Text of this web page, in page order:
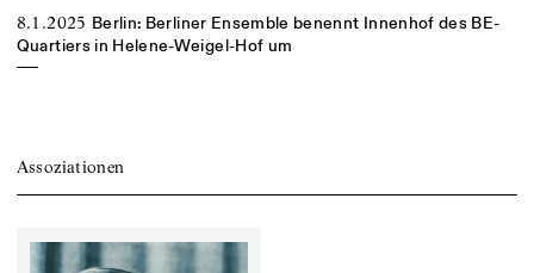
8.1.2025 Berlin: Berliner Ensemble benennt Innenhof des BE-
Quartiers in Helene-Weigel-Hof um
Assoziationen